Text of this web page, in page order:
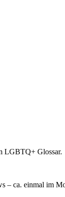
LGBTQ+ Glossar.
– ca. einmal im